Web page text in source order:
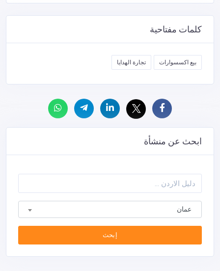
كلمات مفتاحية
بيع اكسسوارات تجارة الهدايا
ابحث عن منشأة
عمان
إبحث